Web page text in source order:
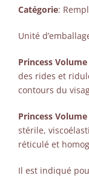
Catégorie:
Unité
Princess
des rides et
contours du
Princess
stérile,
réticulé et
Il est indiqué